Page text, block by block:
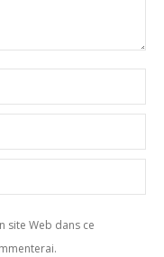
site Web dans ce